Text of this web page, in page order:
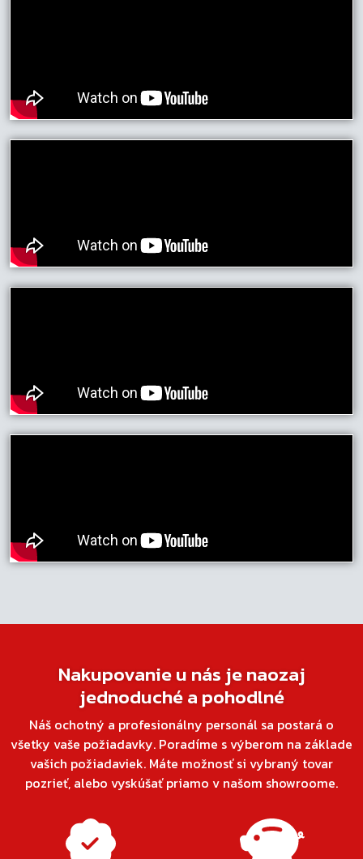
Nakupovanie u nás je naozaj
jednoduché a pohodlné
Náš ochotný a profesionálny personál sa postará o
všetky vaše požiadavky. Poradíme s výberom na základe
vašich požiadaviek. Máte možnosť si vybraný tovar
pozrieť, alebo vyskúšať priamo v našom showroome.